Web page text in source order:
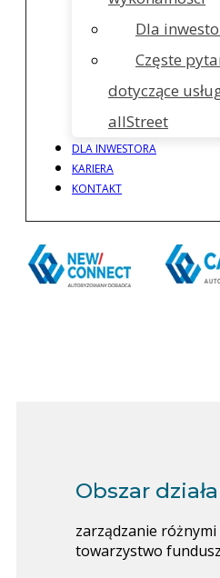
Dla
Częste
dotyczące
allStreet
DLA INWESTORA
KARIERA
KONTAKT
Obszar
zarządzanie
towarzystwo